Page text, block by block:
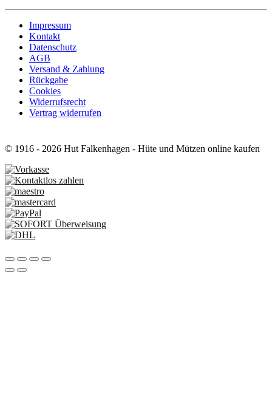
Impressum
Kontakt
Datenschutz
AGB
Versand & Zahlung
Rückgabe
Cookies
Widerrufsrecht
Vertrag widerrufen
© 1916 - 2026 Hut Falkenhagen - Hüte und Mützen online kaufen